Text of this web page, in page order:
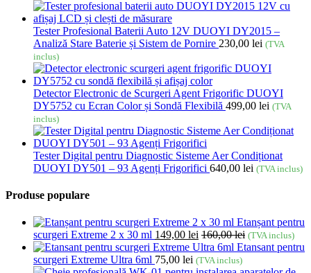
Tester Profesional Baterii Auto 12V DUOYI DY2015 –
Analiză Stare Baterie și Sistem de Pornire 230,00 lei (TVA
inclus)
Detector Electronic de Scurgeri Agent Frigorific DUOYI
DY5752 cu Ecran Color și Sondă Flexibilă 499,00 lei (TVA
inclus)
Tester Digital pentru Diagnostic Sisteme Aer Condiționat
DUOYI DY501 – 93 Agenți Frigorifici 640,00 lei (TVA inclus)
Produse populare
Etanșant pentru
scurgeri Extreme 2 x 30 ml 149,00 lei 160,00lei (TVA inclus)
Etansant pentru
scurgeri Extreme Ultra 6ml 75,00 lei (TVA inclus)